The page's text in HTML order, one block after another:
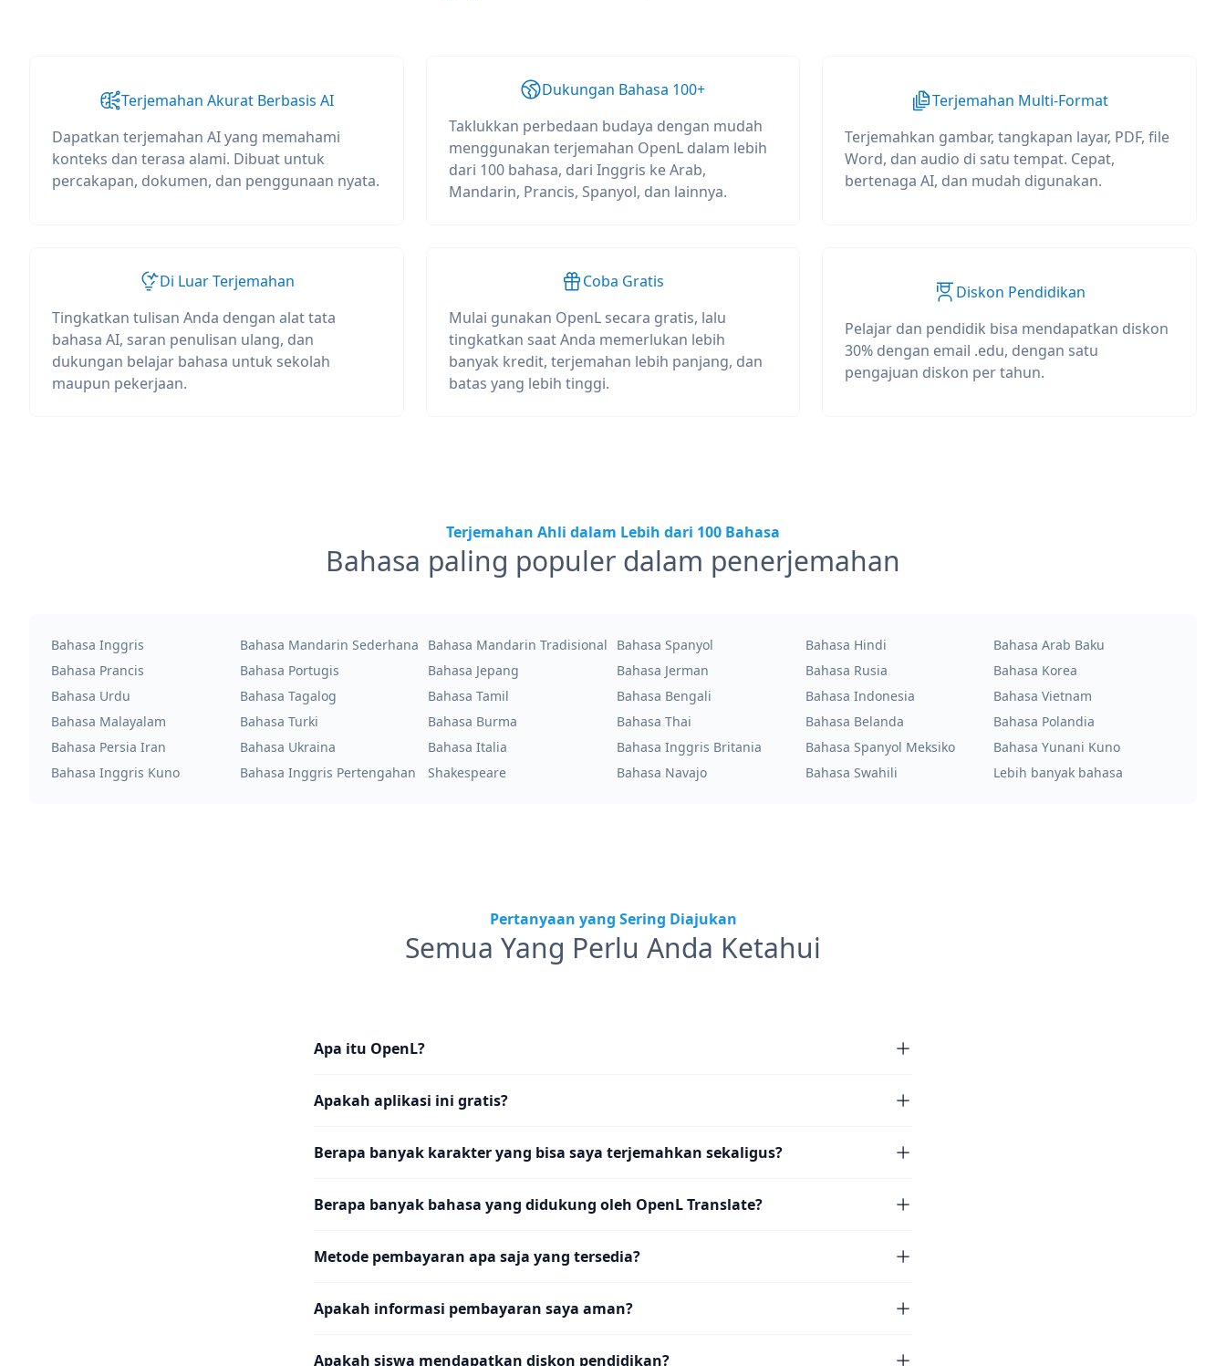
Terjemahan Akurat Berbasis AI
Dapatkan terjemahan AI yang memahami
konteks dan terasa alami. Dibuat untuk
percakapan, dokumen, dan penggunaan nyata.
Dukungan Bahasa 100+
Taklukkan perbedaan budaya dengan mudah
menggunakan terjemahan OpenL dalam lebih
dari 100 bahasa, dari Inggris ke Arab,
Mandarin, Prancis, Spanyol, dan lainnya.
Terjemahan Multi-Format
Terjemahkan gambar, tangkapan layar, PDF, file
Word, dan audio di satu tempat. Cepat,
bertenaga AI, dan mudah digunakan.
Di Luar Terjemahan
Tingkatkan tulisan Anda dengan alat tata
bahasa AI, saran penulisan ulang, dan
dukungan belajar bahasa untuk sekolah
maupun pekerjaan.
Coba Gratis
Mulai gunakan OpenL secara gratis, lalu
tingkatkan saat Anda memerlukan lebih
banyak kredit, terjemahan lebih panjang, dan
batas yang lebih tinggi.
Diskon Pendidikan
Pelajar dan pendidik bisa mendapatkan diskon
30% dengan email .edu, dengan satu
pengajuan diskon per tahun.
Terjemahan Ahli dalam Lebih dari 100 Bahasa
Bahasa paling populer dalam penerjemahan
Bahasa Inggris Bahasa Mandarin Sederhana Bahasa Mandarin Tradisional Bahasa Spanyol Bahasa Hindi
Bahasa Arab Baku
Bahasa Prancis
Bahasa Portugis Bahasa Jepang Bahasa Jerman Bahasa Rusia
Bahasa Korea
Bahasa Urdu
Bahasa Tagalog Bahasa Tamil Bahasa Bengali Bahasa Indonesia
Bahasa Vietnam
Bahasa Malayalam
Bahasa Turki Bahasa Burma Bahasa Thai Bahasa Belanda
Bahasa Polandia
Bahasa Persia Iran
Bahasa Ukraina Bahasa Italia Bahasa Inggris Britania Bahasa Spanyol Meksiko
Bahasa Yunani Kuno
Bahasa Inggris Kuno
Bahasa Inggris Pertengahan Shakespeare Bahasa Navajo Bahasa Swahili Lebih banyak bahasa
Pertanyaan yang Sering Diajukan
Semua Yang Perlu Anda Ketahui
Apa itu OpenL?
Apakah aplikasi ini gratis?
Berapa banyak karakter yang bisa saya terjemahkan sekaligus?
Berapa banyak bahasa yang didukung oleh OpenL Translate?
Metode pembayaran apa saja yang tersedia?
Apakah informasi pembayaran saya aman?
Apakah siswa mendapatkan diskon pendidikan?